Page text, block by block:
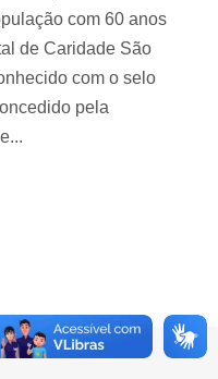
com 60 anos
de Caridade São
com o selo
pela